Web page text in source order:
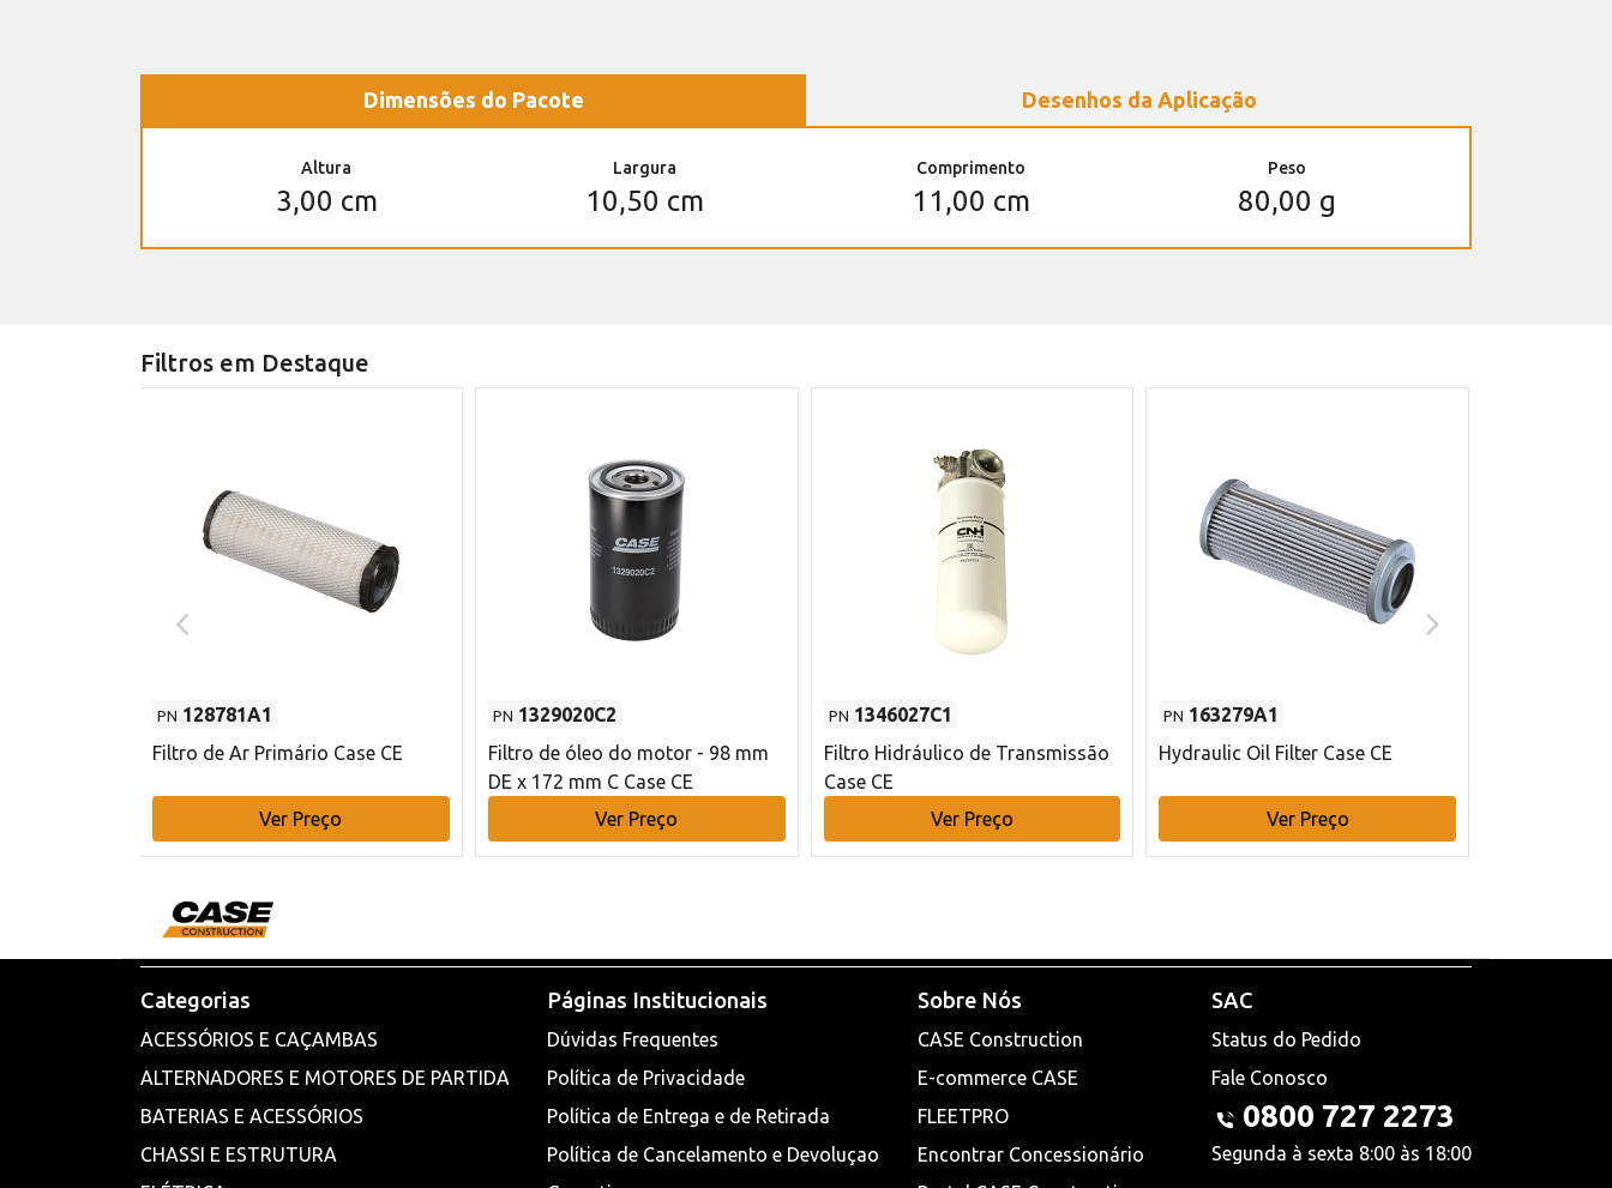
Dimensões do Pacote Desenhos da Aplicação
Altura
3,00 cm
Largura
10,50 cm
Comprimento
11,00 cm
Peso
80,00 g
Filtros em Destaque
PN 128781A1
Filtro de Ar Primário Case CE
Ver Preço
PN 1329020C2
Filtro de óleo do motor - 98 mm
DE x 172 mm C Case CE
Ver Preço
PN 1346027C1
Filtro Hidráulico de Transmissão
Case CE
Ver Preço
PN 163279A1
Hydraulic Oil Filter Case CE
Ver Preço
Categorias
ACESSÓRIOS E CAÇAMBAS
ALTERNADORES E MOTORES DE PARTIDA
BATERIAS E ACESSÓRIOS
CHASSI E ESTRUTURA
Páginas Institucionais
Dúvidas Frequentes
Política de Privacidade
Política de Entrega e de Retirada
Política de Cancelamento e Devoluçao
Sobre Nós
CASE Construction
E-commerce CASE
FLEETPRO
Encontrar Concessionário
SAC
Status do Pedido
Fale Conosco
0800 727 2273
Segunda à sexta 8:00 às 18:00